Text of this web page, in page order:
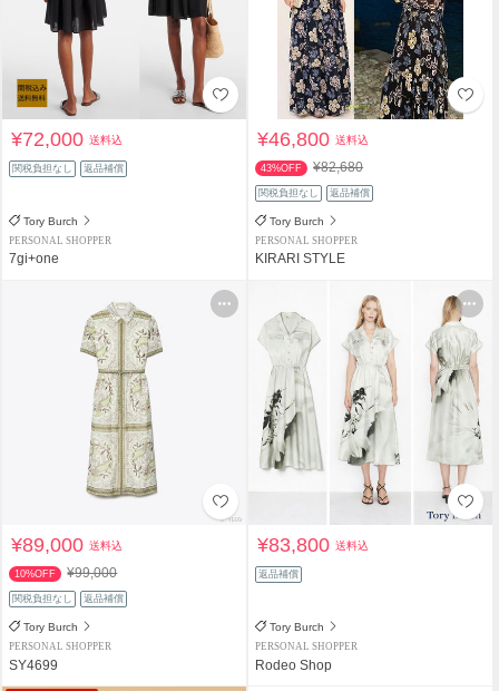
¥72,000送料込
関税負担なし 返品補償
Tory Burch
PERSONAL SHOPPER
7gi+one
¥46,800送料込
43%OFF ¥82,680
関税負担なし 返品補償
Tory Burch
PERSONAL SHOPPER
KIRARI STYLE
¥89,000送料込
10%OFF ¥99,000
関税負担なし 返品補償
Tory Burch
PERSONAL SHOPPER
SY4699
¥83,800送料込
返品補償
Tory Burch
PERSONAL SHOPPER
Rodeo Shop